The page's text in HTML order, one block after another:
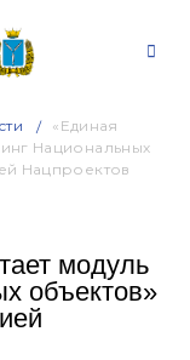
«Единая
Национальных
Нацпроектов
модуль
объектов»